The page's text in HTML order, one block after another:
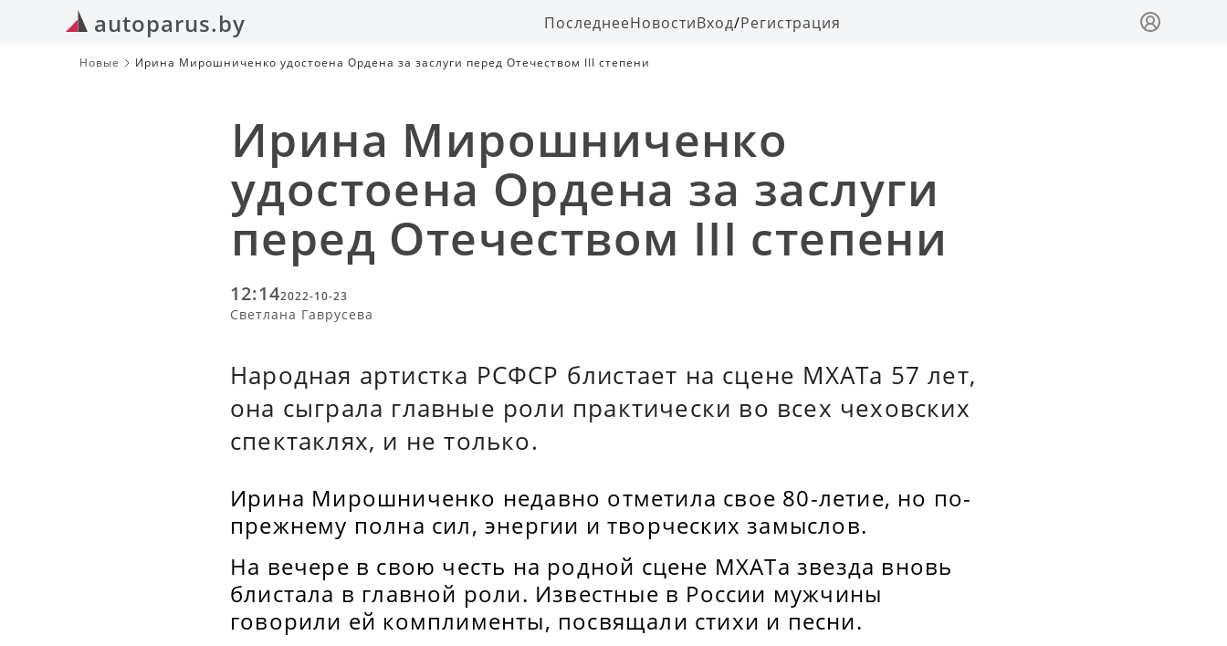
autoparus.by ПоследнееНовостиВход/Регистрация
Новые Ирина Мирошниченко удостоена Ордена за заслуги перед Отечеством III степени
Ирина Мирошниченко
удостоена Ордена за заслуги
перед Отечеством III степени
12:142022-10-23
Светлана Гаврусева
Народная артистка РСФСР блистает на сцене МХАТа 57 лет,
она сыграла главные роли практически во всех чеховских
спектаклях, и не только.
Ирина Мирошниченко недавно отметила свое 80-летие, но по-
прежнему полна сил, энергии и творческих замыслов.
На вечере в свою честь на родной сцене МХАТа звезда вновь
блистала в главной роли. Известные в России мужчины
говорили ей комплименты, посвящали стихи и песни.